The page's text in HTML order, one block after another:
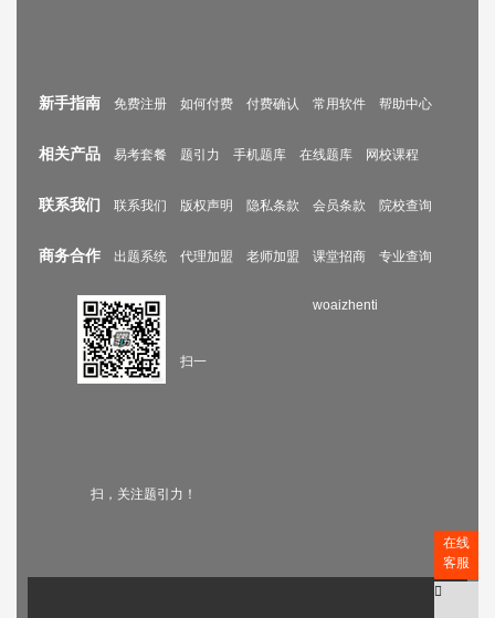
新手指南 免费注册 如何付费 付费确认 常用软件 帮助中心
相关产品 易考套餐 题引力 手机题库 在线题库 网校课程
联系我们 联系我们 版权声明 隐私条款 会员条款 院校查询
商务合作 出题系统 代理加盟 老师加盟 课堂招商 专业查询
扫一
扫，关注题引力！
woaizhenti
在线
客服